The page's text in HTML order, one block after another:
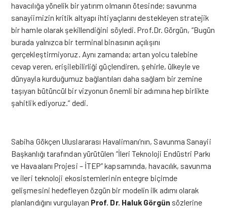
havacılığa yönelik bir yatırım olmanın ötesinde; savunma
sanayiimizin kritik altyapı ihtiyaçlarını destekleyen stratejik
bir hamle olarak şekillendiğini söyledi. Prof.Dr. Görgün, “Bugün
burada yalnızca bir terminal binasının açılışını
gerçekleştirmiyoruz. Aynı zamanda; artan yolcu talebine
cevap veren, erişilebilirliği güçlendiren, şehirle, ülkeyle ve
dünyayla kurduğumuz bağlantıları daha sağlam bir zemine
taşıyan bütüncül bir vizyonun önemli bir adımına hep birlikte
şahitlik ediyoruz.” dedi.
Sabiha Gökçen Uluslararası Havalimanı’nın, Savunma Sanayii
Başkanlığı tarafından yürütülen “İleri Teknoloji Endüstri Parkı
ve Havaalanı Projesi – İTEP” kapsamında, havacılık, savunma
ve ileri teknoloji ekosistemlerinin entegre biçimde
gelişmesini hedefleyen özgün bir modelin ilk adımı olarak
planlandığını vurgulayan Prof. Dr. Haluk Görgün sözlerine